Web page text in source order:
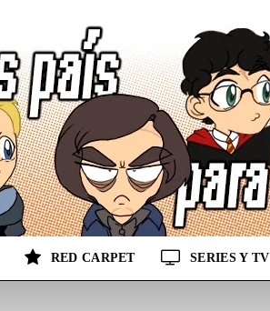
RED CARPET SERIES Y TV